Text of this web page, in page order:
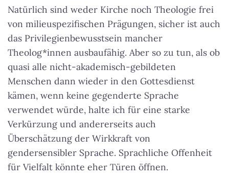
Natürlich sind weder Kirche noch Theologie frei
von milieuspezifischen Prägungen, sicher ist auch
das Privilegienbewusstsein mancher
Theolog*innen ausbaufähig. Aber so zu tun, als ob
quasi alle nicht-akademisch-gebildeten
Menschen dann wieder in den Gottesdienst
kämen, wenn keine gegenderte Sprache
verwendet würde, halte ich für eine starke
Verkürzung und andererseits auch
Überschätzung der Wirkkraft von
gendersensibler Sprache. Sprachliche Offenheit
für Vielfalt könnte eher Türen öffnen.